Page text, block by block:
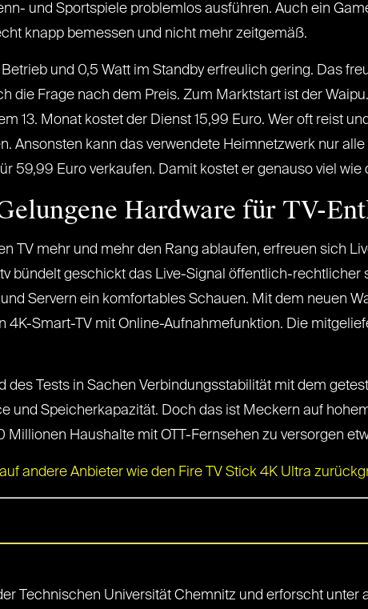
und Sportspiele problemlos ausführen. Auch ein
knapp bemessen und nicht mehr zeitgemäß.
und 0,5 Watt im Standby erfreulich gering. Das
die Frage nach dem Preis. Zum Marktstart ist der
13. Monat kostet der Dienst 15,99 Euro. Wer oft reist
Ansonsten kann das verwendete Heimnetzwerk nur
59,99 Euro verkaufen. Damit kostet er genauso viel wie
Hardware für TV-
TV mehr und mehr den Rang ablaufen, erfreuen sich
bündelt geschickt das Live-Signal öffentlich-
Servern ein komfortables Schauen. Mit dem neuen
Smart-TV mit Online-Aufnahmefunktion. Die
Tests in Sachen Verbindungsstabilität mit dem
und Speicherkapazität. Doch das ist Meckern auf
Haushalte mit OTT-Fernsehen zu versorgen
andere Anbieter wie den Fire TV Stick 4K Ultra
Technischen Universität Chemnitz und erforscht unter